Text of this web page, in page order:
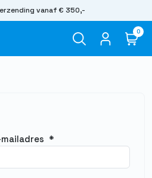
vanaf € 350,-
0
*